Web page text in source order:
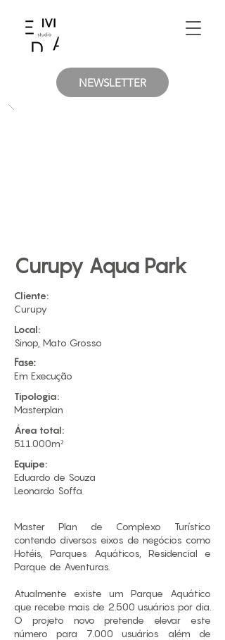
NEWSLETTER
Curupy Aqua Park
Cliente:
Curupy
Local:
Sinop, Mato Grosso
Fase:
Em Execução
Tipologia:
Masterplan
Área total:
511.000m²
Equipe:
​Eduardo de Souza
Leonardo Soffa
Master Plan de Complexo Turístico
contendo diversos eixos de negócios como
Hotéis, Parques Aquáticos, Residencial e
Parque de Aventuras.
Atualmente existe um Parque Aquático
que recebe mais de 2.500 usuários por dia.
O projeto novo pretende elevar este
número para 7.000 usuários além de